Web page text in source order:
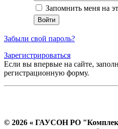
Запомнить меня на
Забыли свой пароль?
Зарегистрироваться
Если вы впервые на сайте,
регистрационную форму.
© 2026 « ГАУСОН РО